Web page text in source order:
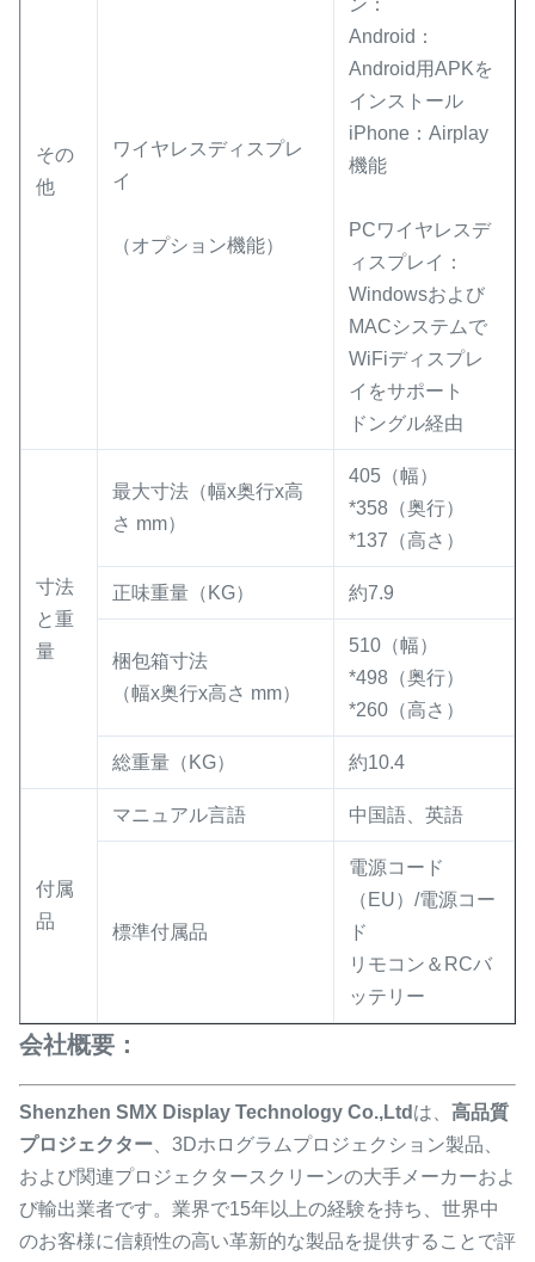
その
他
ワイヤレスディスプレ
イ
（オプション機能）
ン：
Android：
Android用APKを
インストール
iPhone：Airplay
機能
PCワイヤレスデ
ィスプレイ：
Windowsおよび
MACシステムで
WiFiディスプレ
イをサポート
ドングル経由
寸法
と重
量
最大寸法（幅x奥行x高
さ mm）
405（幅）
*358（奥行）
*137（高さ）
正味重量（KG） 約7.9
梱包箱寸法
（幅x奥行x高さ mm）
510（幅）
*498（奥行）
*260（高さ）
総重量（KG） 約10.4
付属
品
マニュアル言語 中国語、英語
標準付属品
電源コード
（EU）/電源コー
ド
リモコン＆RCバ
ッテリー
会社概要：
Shenzhen SMX Display Technology Co.,Ltd は、 高品質
プロジェクター 、3Dホログラムプロジェクション製品、
および関連プロジェクタースクリーンの大手メーカーおよ
び輸出業者です。業界で15年以上の経験を持ち、世界中
のお客様に信頼性の高い革新的な製品を提供することで評